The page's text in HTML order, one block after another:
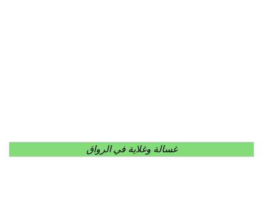
غسالة وغلاية في الرواق